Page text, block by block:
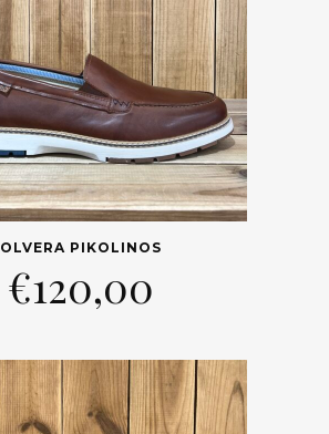
OLVERA PIKOLINOS
€120,00